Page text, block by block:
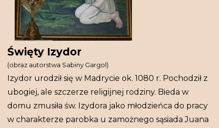
Święty Izydor
(obraz autorstwa Sabiny Gargol)
Izydor urodził się w Madrycie ok. 1080 r. Pochodził z
ubogiej, ale szczerze religijnej rodziny. Bieda w
domu zmusiła św. Izydora jako młodzieńca do pracy
w charakterze parobka u zamożnego sąsiada Juana